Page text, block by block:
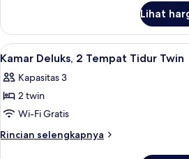
King
Suite
Presidensial,
1
Tidur
King
Lihat
Lihat
semua
foto
untuk
Kamar
Deluks,
8
Kamar Deluks, 2 Tempat Tidur Twin
Kapasitas 3
2 twin
Wi-Fi Gratis
Rincian selengkapnya
Rincian